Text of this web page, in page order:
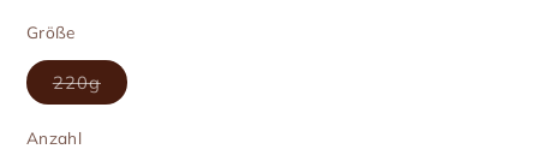
Größe
220gVariante
ausverkauft
Anzahl
Anzahl